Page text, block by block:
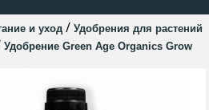
и уход / Удобрения для растений
Удобрение Green Age Organics Grow